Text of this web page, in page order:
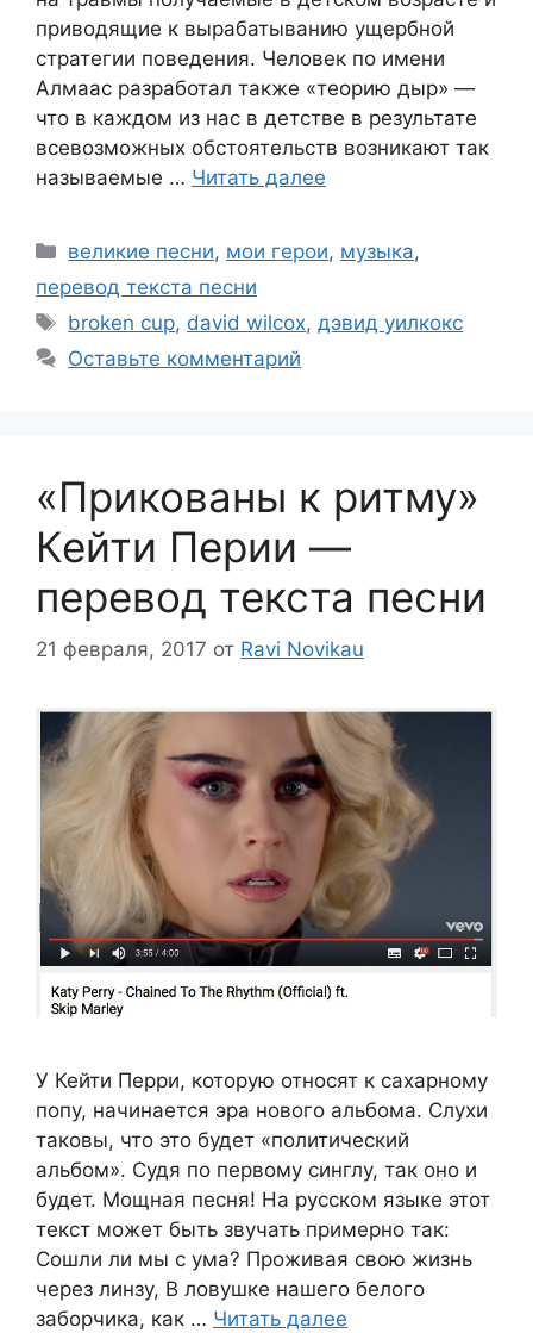
приводящие к вырабатыванию ущербной
стратегии поведения. Человек по имени
Алмаас разработал также «теорию дыр» —
что в каждом из нас в детстве в результате
всевозможных обстоятельств возникают так
называемые … Читать далее
Рубрики
великие песни, мои герои, музыка,
перевод текста песни
Метки
broken cup, david wilcox,дэвид уилкокс
Оставьте комментарий
«Прикованы к ритму»
Кейти Перии —
перевод текста песни
21 февраля, 2017 от Ravi Novikau
У Кейти Перри, которую относят к сахарному
попу, начинается эра нового альбома. Слухи
таковы, что это будет «политический
альбом». Судя по первому синглу, так оно и
будет. Мощная песня! На русском языке этот
текст может быть звучать примерно так:
Сошли ли мы с ума? Проживая свою жизнь
через линзу, В ловушке нашего белого
заборчика, как … Читать далее